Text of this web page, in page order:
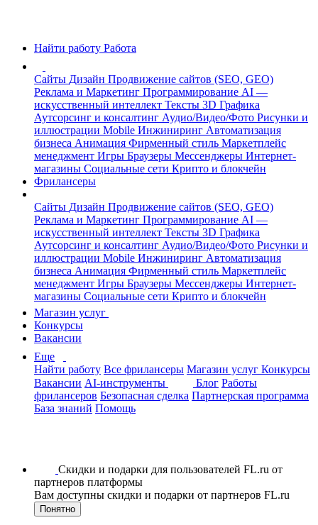
Найти работу Работа
Сайты Дизайн Продвижение сайтов (SEO, GEO)
Реклама и Маркетинг Программирование AI —
искусственный интеллект Тексты 3D Графика
Аутсорсинг и консалтинг Аудио/Видео/Фото Рисунки и
иллюстрации Mobile Инжиниринг Автоматизация
бизнеса Анимация Фирменный стиль Маркетплейс
менеджмент Игры Браузеры Мессенджеры Интернет-
магазины Социальные сети Крипто и блокчейн
Фрилансеры
Сайты Дизайн Продвижение сайтов (SEO, GEO)
Реклама и Маркетинг Программирование AI —
искусственный интеллект Тексты 3D Графика
Аутсорсинг и консалтинг Аудио/Видео/Фото Рисунки и
иллюстрации Mobile Инжиниринг Автоматизация
бизнеса Анимация Фирменный стиль Маркетплейс
менеджмент Игры Браузеры Мессенджеры Интернет-
магазины Социальные сети Крипто и блокчейн
Магазин услуг
Конкурсы
Вакансии
Еще
Найти работу Все фрилансеры Магазин услуг Конкурсы
Вакансии AI-инструменты Блог Работы
фрилансеров Безопасная сделка Партнерская программа
База знаний Помощь
Скидки и подарки для пользователей FL.ru от
партнеров платформы
Вам доступны скидки и подарки от партнеров FL.ru
Понятно